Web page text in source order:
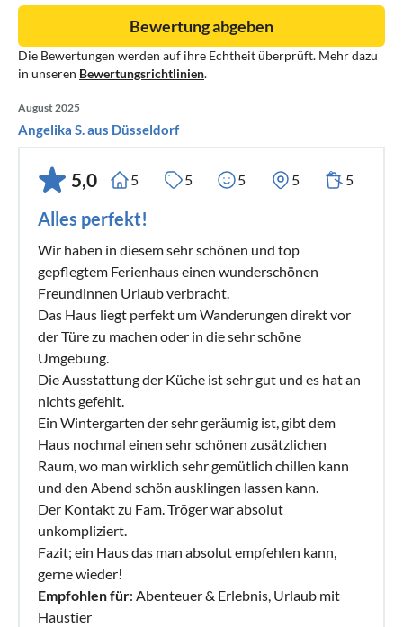
Die Bewertungen werden auf ihre Echtheit überprüft. Mehr dazu
in unseren Bewertungsrichtlinien.
Bewertung abgeben
August 2025
Angelika S. aus Düsseldorf
5,0 5 5 5 5 5
Alles perfekt!
Wir haben in diesem sehr schönen und top
gepflegtem Ferienhaus einen wunderschönen
Freundinnen Urlaub verbracht.
Das Haus liegt perfekt um Wanderungen direkt vor
der Türe zu machen oder in die sehr schöne
Umgebung.
Die Ausstattung der Küche ist sehr gut und es hat an
nichts gefehlt.
Ein Wintergarten der sehr geräumig ist, gibt dem
Haus nochmal einen sehr schönen zusätzlichen
Raum, wo man wirklich sehr gemütlich chillen kann
und den Abend schön ausklingen lassen kann.
Der Kontakt zu Fam. Tröger war absolut
unkompliziert.
Fazit; ein Haus das man absolut empfehlen kann,
gerne wieder!
Empfohlen für: Abenteuer & Erlebnis, Urlaub mit
Haustier